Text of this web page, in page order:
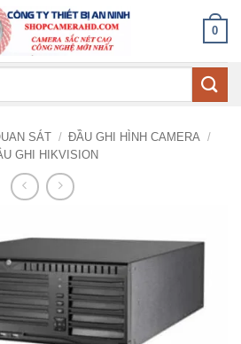
0
SÁT / ĐẦU GHI HÌNH CAMERA /
GHI HIKVISION